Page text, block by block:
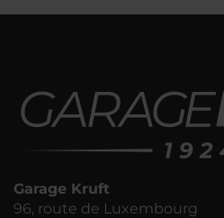
Garage Kruft
96, route de Luxembourg